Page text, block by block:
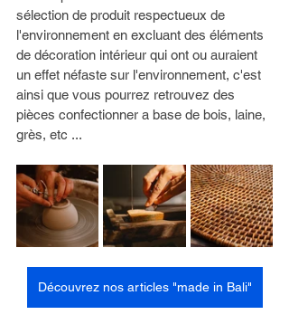
sélection de produit respectueux de
l'environnement en excluant des éléments
de décoration intérieur qui ont ou auraient
un effet néfaste sur l'environnement, c'est
ainsi que vous pourrez retrouvez des
pièces confectionner a base de bois, laine,
grès, etc ...
Découvrez nos articles "made in Bali"